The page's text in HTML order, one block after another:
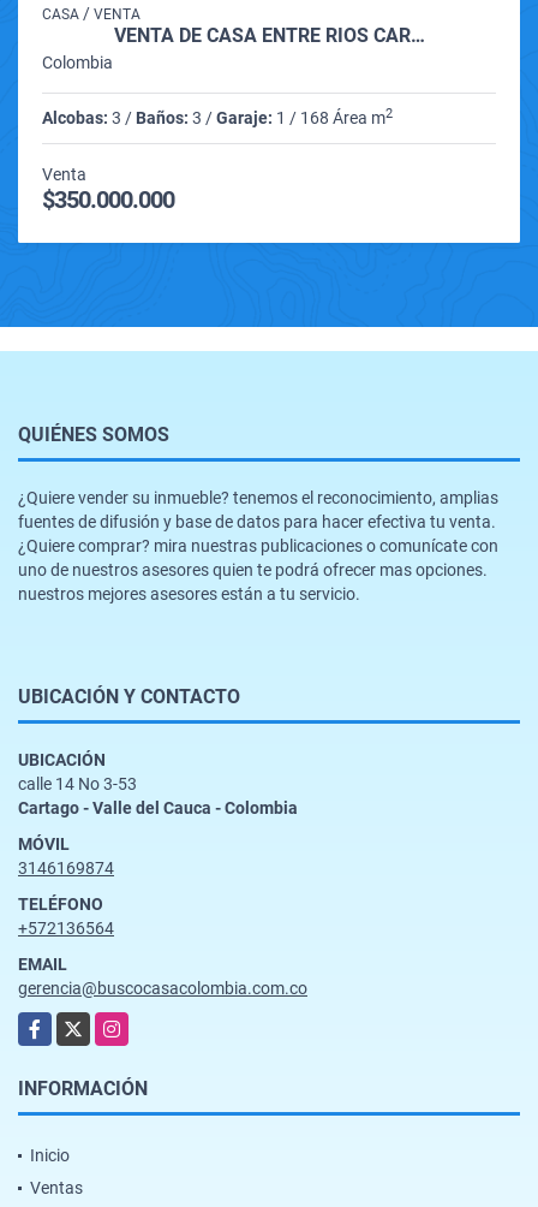
CASA / VENTA
VENTA DE CASA ENTRE RIOS CAR…
Colombia
Alcobas: 3 / Baños: 3 /Garaje: 1 / 168 Área m2
Venta
$350.000.000
QUIÉNES SOMOS
¿Quiere vender su inmueble? tenemos el reconocimiento, amplias
fuentes de difusión y base de datos para hacer efectiva tu venta.
¿Quiere comprar? mira nuestras publicaciones o comunícate con
uno de nuestros asesores quien te podrá ofrecer mas opciones.
nuestros mejores asesores están a tu servicio.
UBICACIÓN Y CONTACTO
UBICACIÓN
calle 14 No 3-53
Cartago - Valle del Cauca - Colombia
MÓVIL
3146169874
TELÉFONO
+572136564
EMAIL
gerencia@buscocasacolombia.com.co
Facebook
X Instagram
INFORMACIÓN
Inicio
Ventas